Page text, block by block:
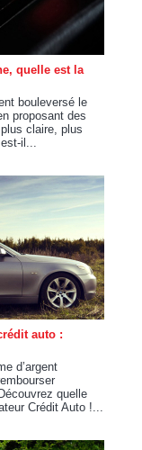
quelle est la
bouleversé le
proposant des
claire, plus
il...
auto :
d’argent
quelle
Crédit Auto !...